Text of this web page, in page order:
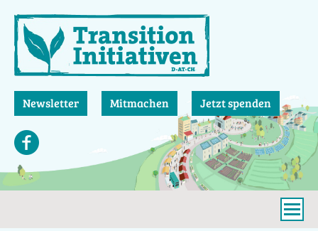
zum
Inhalt
Newsletter Mitmachen Jetzt spenden